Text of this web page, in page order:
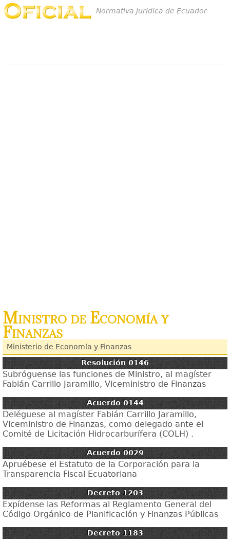
Normativa Jurídica de Ecuador
Ministro de Economía y
Finanzas
Ministerio de Economía y Finanzas
Resolución 0146
Subróguense las funciones de Ministro, al magíster
Fabián Carrillo Jaramillo, Viceministro de Finanzas
Acuerdo 0144
Deléguese al magíster Fabián Carrillo Jaramillo,
Viceministro de Finanzas, como delegado ante el
Comité de Licitación Hidrocarburífera (COLH) .
Acuerdo 0029
Apruébese el Estatuto de la Corporación para la
Transparencia Fiscal Ecuatoriana
Decreto 1203
Expídense las Reformas al Reglamento General del
Código Orgánico de Planificación y Finanzas Públicas
Decreto 1183